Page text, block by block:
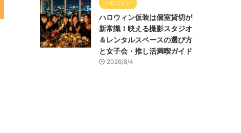
ハロウィン
ハロウィン仮装は個室貸切が
新常識！映える撮影スタジオ
＆レンタルスペースの選び方
と女子会・推し活満喫ガイド
2026/8/4